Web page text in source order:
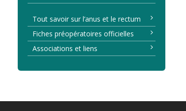
Tout savoir sur l’anus et le rectum
Fiches préopératoires officielles
Associations et liens